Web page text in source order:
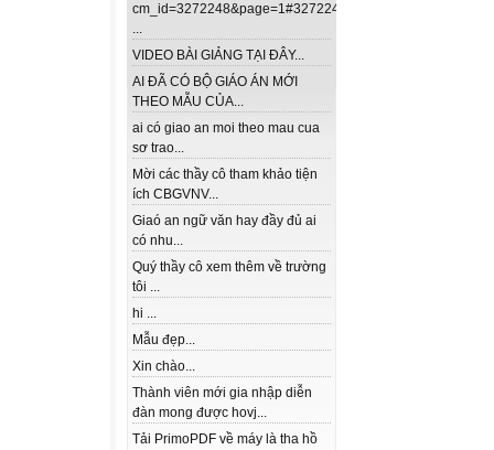
cm_id=3272248&page=1#3272248
...
VIDEO BÀI GIẢNG TẠI ĐÂY...
AI ĐÃ CÓ BỘ GIÁO ÁN MỚI
THEO MẪU CỦA...
ai có giao an moi theo mau cua
sơ trao...
Mời các thầy cô tham khảo tiện
ích CBGVNV...
Giaó an ngữ văn hay đầy đủ ai
có nhu...
Quý thầy cô xem thêm về trường
tôi ...
hi ...
Mẫu đẹp...
Xin chào...
Thành viên mới gia nhập diễn
đàn mong được hovj...
Tải PrimoPDF về máy là tha hồ